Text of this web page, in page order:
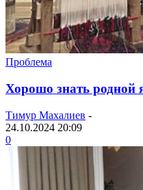
Проблема
Хорошо знать родной
Тимур Махалиев -
24.10.2024 20:09
0